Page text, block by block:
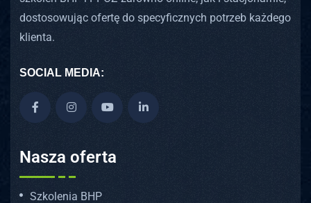
dostosowując ofertę do specyficznych potrzeb każdego
klienta.
SOCIAL MEDIA:
Nasza oferta
Szkolenia BHP